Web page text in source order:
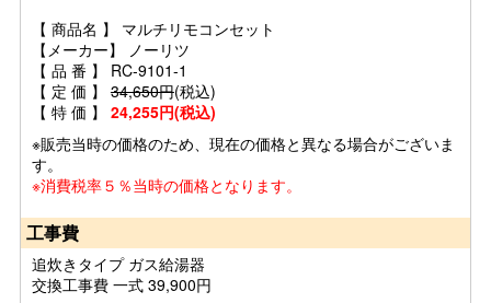
【 商品名 】 マルチリモコンセット
【メーカー】 ノーリツ
【 品 番 】 RC-9101-1
【 定 価 】 34,650円(税込)
【 特 価 】 24,255円(税込)
※販売当時の価格のため、現在の価格と異なる場合がございま
す。
※消費税率５％当時の価格となります。
工事費
追炊きタイプ ガス給湯器
交換工事費 一式 39,900円